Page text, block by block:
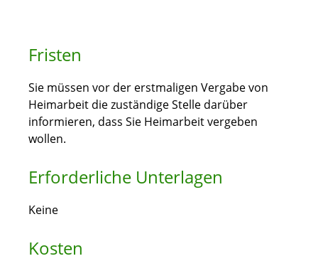
Fristen
Sie müssen vor der erstmaligen Vergabe von
Heimarbeit die zuständige Stelle darüber
informieren, dass Sie Heimarbeit vergeben
wollen.
Erforderliche Unterlagen
Keine
Kosten